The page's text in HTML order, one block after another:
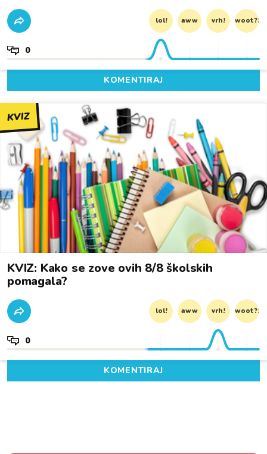
lol! aww vrh! woot?!
0
KOMENTIRAJ
KVIZ
KVIZ: Kako se zove ovih 8/8 školskih
pomagala?
lol! aww vrh! woot?!
0
KOMENTIRAJ